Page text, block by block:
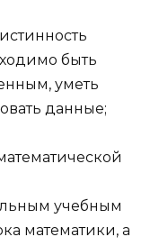
быть
уметь
данные;
учебным
математики, а